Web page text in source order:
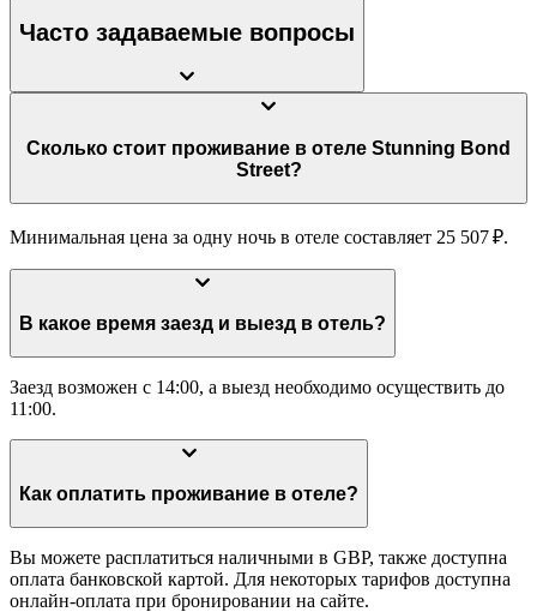
Часто задаваемые вопросы
Сколько стоит проживание в отеле Stunning Bond
Street?
Минимальная цена за одну ночь в отеле составляет 25 507 ₽.
В какое время заезд и выезд в отель?
Заезд возможен с 14:00, а выезд необходимо осуществить до
11:00.
Как оплатить проживание в отеле?
Вы можете расплатиться наличными в GBP, также доступна
оплата банковской картой. Для некоторых тарифов доступна
онлайн-оплата при бронировании на сайте.